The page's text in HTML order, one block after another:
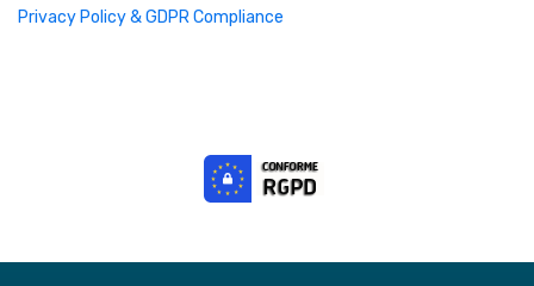
Privacy Policy & GDPR Compliance